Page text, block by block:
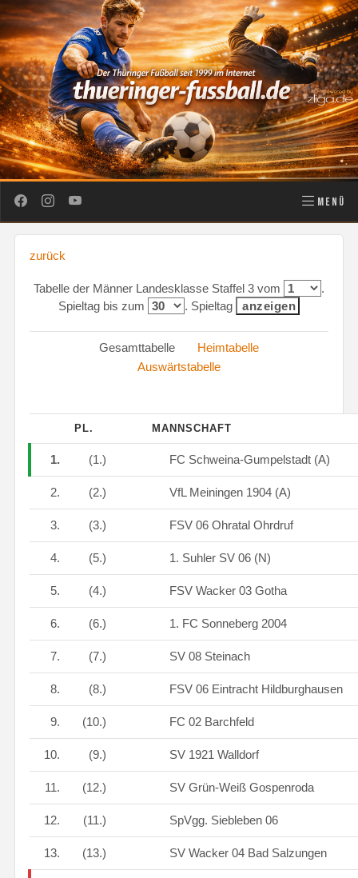
MENÜ
zurück
Tabelle der Männer Landesklasse Staffel 3 vom
.
Spieltag bis zum
. Spieltag
Gesamttabelle Heimtabelle
Auswärtstabelle
PL. MANNSCHAFT
1. (1.) FC Schweina-Gumpelstadt (A)
2. (2.) VfL Meiningen 1904 (A)
3. (3.) FSV 06 Ohratal Ohrdruf
4. (5.) 1. Suhler SV 06 (N)
5. (4.) FSV Wacker 03 Gotha
6. (6.) 1. FC Sonneberg 2004
7. (7.) SV 08 Steinach
8. (8.) FSV 06 Eintracht Hildburghausen
9. (10.) FC 02 Barchfeld
10. (9.) SV 1921 Walldorf
11. (12.) SV Grün-Weiß Gospenroda
12. (11.) SpVgg. Siebleben 06
13. (13.) SV Wacker 04 Bad Salzungen